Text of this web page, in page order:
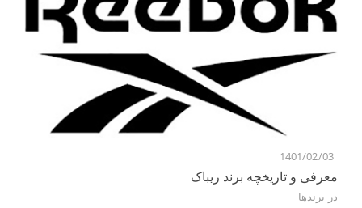
1401/02/03
معرفی و تاریخچه برند ریباک
در برندها